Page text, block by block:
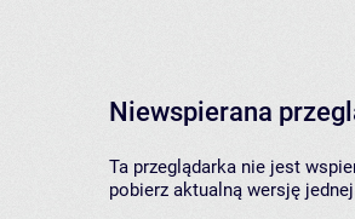
Niewspierana
Ta przeglądarka nie jest
pobierz aktualną wersję